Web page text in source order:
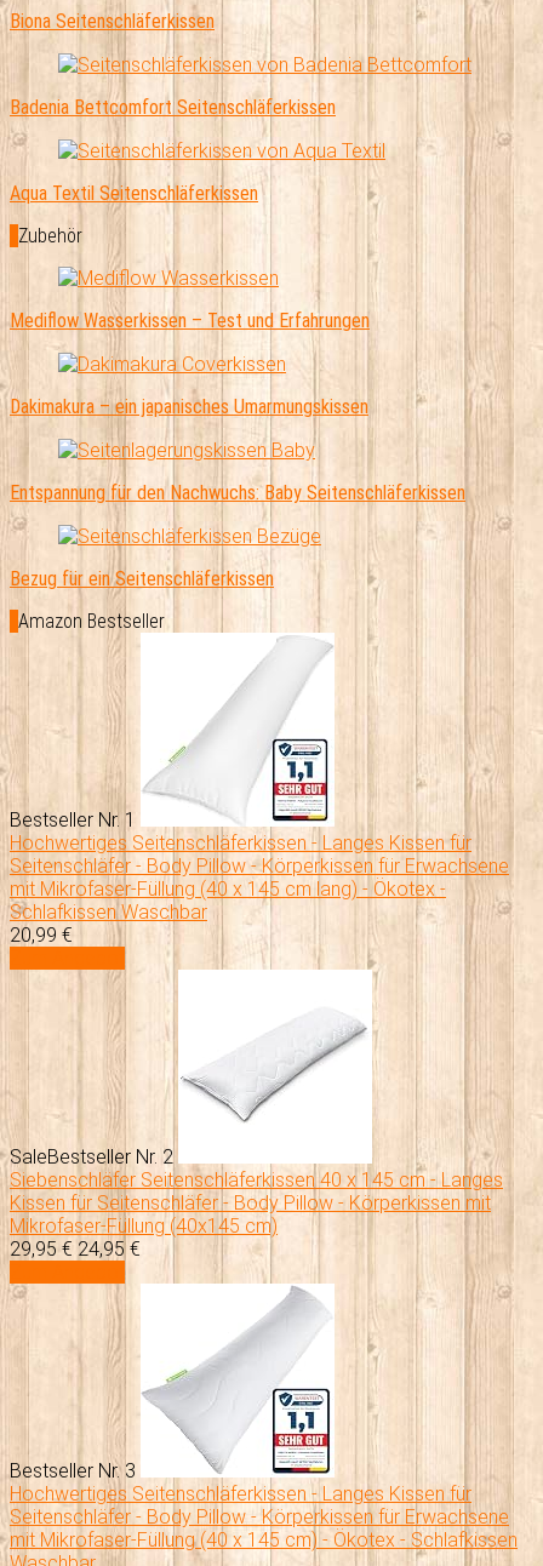
Biona Seitenschläferkissen
Badenia Bettcomfort Seitenschläferkissen
Aqua Textil Seitenschläferkissen
Zubehör
Mediflow Wasserkissen – Test und Erfahrungen
Dakimakura – ein japanisches Umarmungskissen
Entspannung für den Nachwuchs: Baby Seitenschläferkissen
Bezug für ein Seitenschläferkissen
Amazon Bestseller
Bestseller Nr. 1
Hochwertiges Seitenschläferkissen - Langes Kissen für
Seitenschläfer - Body Pillow - Körperkissen für Erwachsene
mit Mikrofaser-Füllung (40 x 145 cm lang) - Ökotex -
Schlafkissen Waschbar
20,99 €
SaleBestseller Nr. 2
Siebenschläfer Seitenschläferkissen 40 x 145 cm - Langes
Kissen für Seitenschläfer - Body Pillow - Körperkissen mit
Mikrofaser-Füllung (40x145 cm)
29,95 € 24,95 €
Bestseller Nr. 3
Hochwertiges Seitenschläferkissen - Langes Kissen für
Seitenschläfer - Body Pillow - Körperkissen für Erwachsene
mit Mikrofaser-Füllung (40 x 145 cm) - Ökotex - Schlafkissen